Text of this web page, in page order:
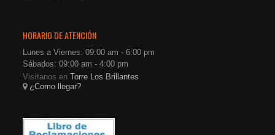
HORARIO DE ATENCIÓN
Lunes a Viernes: 09:00 am - 6:00 pm
Sábados: 09:00 am - 4:00 pm
Visítanos enTorre Los Brillantes
¿Como llegar?